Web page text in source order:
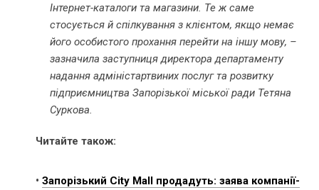
Інтернет-каталоги та магазини. Те ж саме
стосується й спілкування з клієнтом, якщо немає
його особистого прохання перейти на іншу мову, –
зазначила заступниця директора департаменту
надання адміністартвиних послуг та розвитку
підприємництва Запорізької міської ради Тетяна
Суркова.
Читайте також:
• Запорізький City Mall продадуть: заява компанії-